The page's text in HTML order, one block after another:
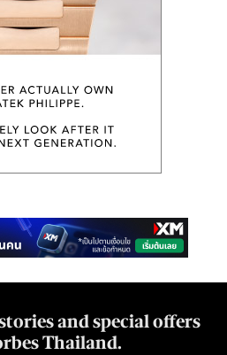
and special offers
Thailand.